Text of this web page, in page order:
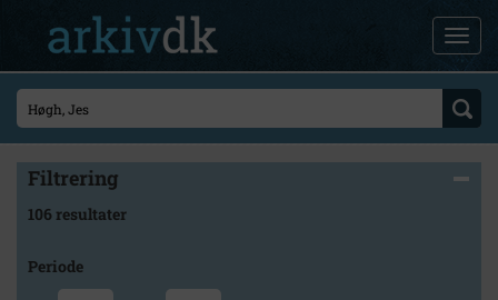
Filtrering
106 resultater
Periode